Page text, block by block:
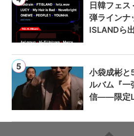
日韓フェ
弾ラインナ
ISLANDら
小袋成彬
ルバム『一
信——限定